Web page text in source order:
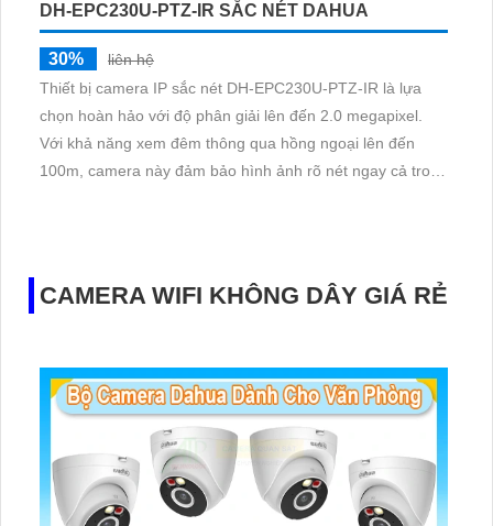
DH-EPC230U-PTZ-IR SẮC NÉT DAHUA
30%
liên hệ
Thiết bị camera IP sắc nét DH-EPC230U-PTZ-IR là lựa
chọn hoàn hảo với độ phân giải lên đến 2.0 megapixel.
Với khả năng xem đêm thông qua hồng ngoại lên đến
100m, camera này đảm bảo hình ảnh rõ nét ngay cả trong
CAMERA WIFI KHÔNG DÂY GIÁ RẺ